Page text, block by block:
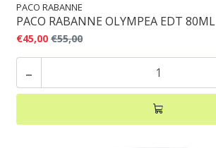
PACO RABANNE
PACO RABANNE OLYMPEA EDT 80ML
€45,00 €55,00
-